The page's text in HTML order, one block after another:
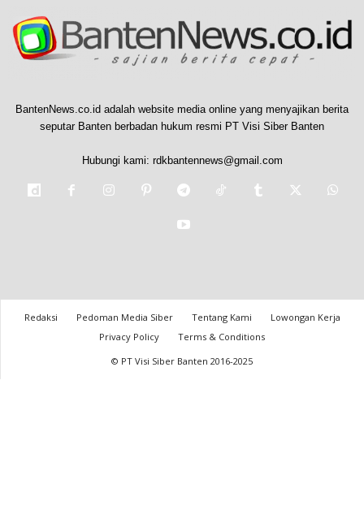
BantenNews.co.id adalah website media online yang menyajikan berita
seputar Banten berbadan hukum resmi PT Visi Siber Banten
Hubungi kami: rdkbantennews@gmail.com
Redaksi Pedoman Media Siber Tentang Kami
Lowongan Kerja
Privacy Policy
Terms & Conditions
© PT Visi Siber Banten 2016-2025